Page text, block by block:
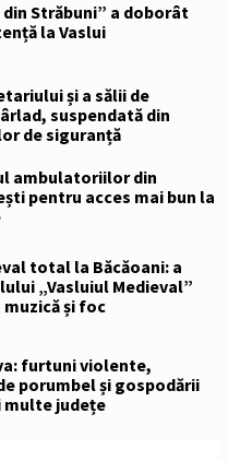
Străbuni” a doborât
la Vaslui
și a sălii de
suspendată din
de siguranță
ambulatoriilor din
pentru acces mai bun la
total la Băcăoani: a
„Vasluiul Medieval”
și foc
furtuni violente,
porumbel și gospodării
multe județe